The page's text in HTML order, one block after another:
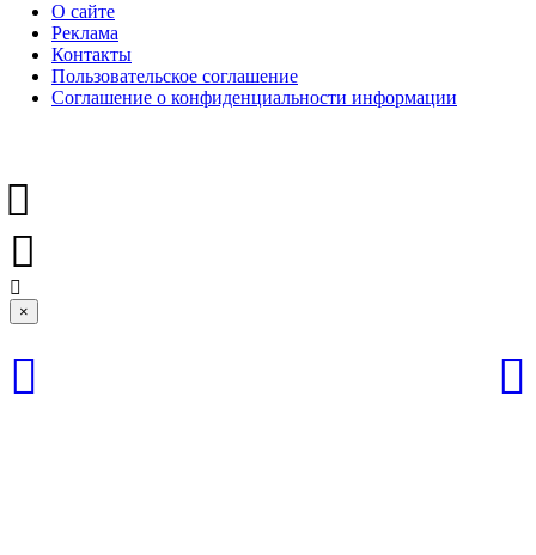
О сайте
Реклама
Контакты
Пользовательское соглашение
Соглашение о конфиденциальности информации
×